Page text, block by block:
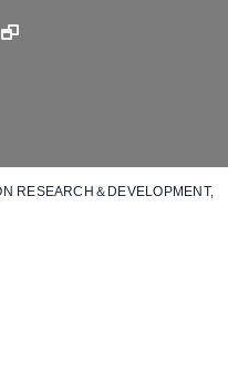
RESEARCH＆DEVELOPMENT,